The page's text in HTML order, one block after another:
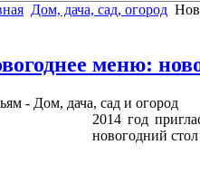
Дом, дача, сад, огород
меню:
- Дом, дача, сад и огород
2014 год
новогодний